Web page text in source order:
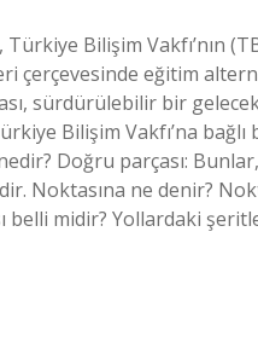
Bilişim Vakfı’nın
çerçevesinde eğitim
sürdürülebilir bir
Bilişim Vakfı’na
Doğru parçası:
Noktasına ne denir?
midir? Yollardaki